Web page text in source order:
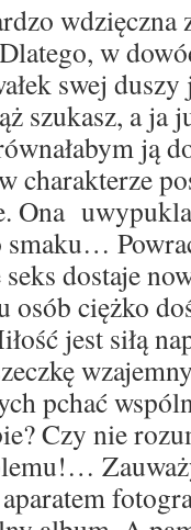
wdzięczna
w
swej duszy
szukasz, a ja
ją
charakterze
Ona uwypukla
dostaje
osób ciężko
jest siłą
pchać
Czy nie